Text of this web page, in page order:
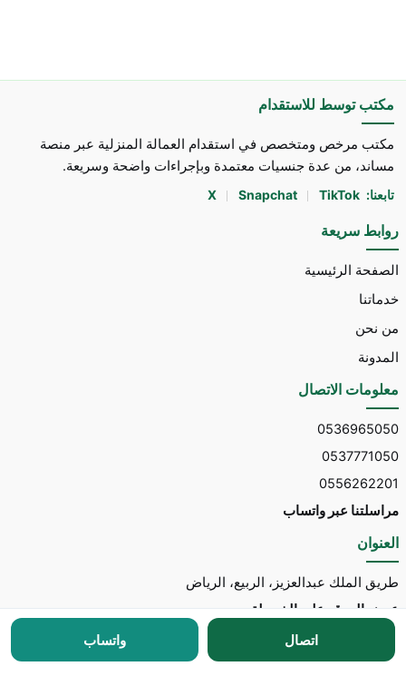
مكتب توسط للاستقدام
مكتب مرخص ومتخصص في استقدام العمالة المنزلية عبر منصة
مساند، من عدة جنسيات معتمدة وبإجراءات واضحة وسريعة.
تابعنا: X Snapchat TikTok
روابط سريعة
الصفحة الرئيسية
خدماتنا
من نحن
المدونة
معلومات الاتصال
0536965050
0537771050
0556262201
مراسلتنا عبر واتساب
العنوان
طريق الملك عبدالعزيز، الربيع، الرياض
عرض الموقع على الخريطة
مكتب توسط للاستقدام
اتصال واتساب